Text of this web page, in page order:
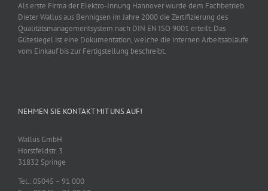
Als erste Firma der Elektro-Innung Hannover wurde dem Fachbetrieb
Dieter Wallus aus Bennigsen im Jahre 2000 die Zertifizierung des
Qualitätsmanagementsystem nach DIN EN ISO 9001 erteilt. Das
Gütesiegel ist eine Dokumentation, welche die internen Arbeitsabläufe
vom Einkauf bis zur Fertigstellung beschreibt.
NEHMEN SIE KONTAKT MIT UNS AUF!
Wallus GmbH
Horstfeldstr. 3
31832 Springe
Tel.: 05045 – 91 000